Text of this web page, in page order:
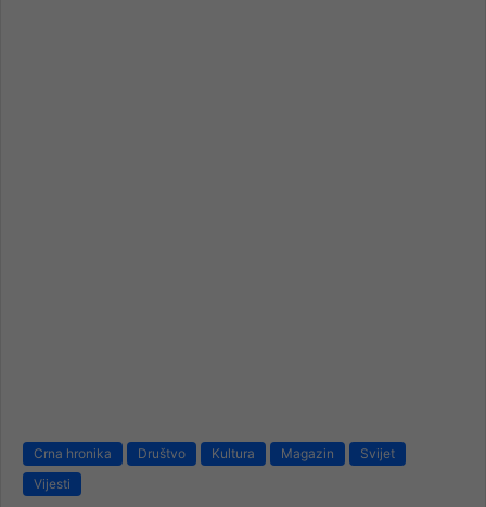
Crna hronika Društvo Kultura Magazin
Svijet
Vijesti